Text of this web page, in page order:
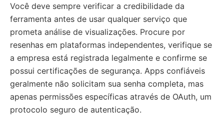
Você deve sempre verificar a credibilidade da
ferramenta antes de usar qualquer serviço que
prometa análise de visualizações. Procure por
resenhas em plataformas independentes, verifique se
a empresa está registrada legalmente e confirme se
possui certificações de segurança. Apps confiáveis
geralmente não solicitam sua senha completa, mas
apenas permissões específicas através de OAuth, um
protocolo seguro de autenticação.